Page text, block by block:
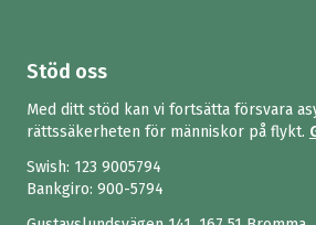
Stöd oss
Med ditt stöd kan vi fortsätta försvara
rättssäkerheten för människor på flykt.
Swish: 123 9005794
Bankgiro: 900-5794